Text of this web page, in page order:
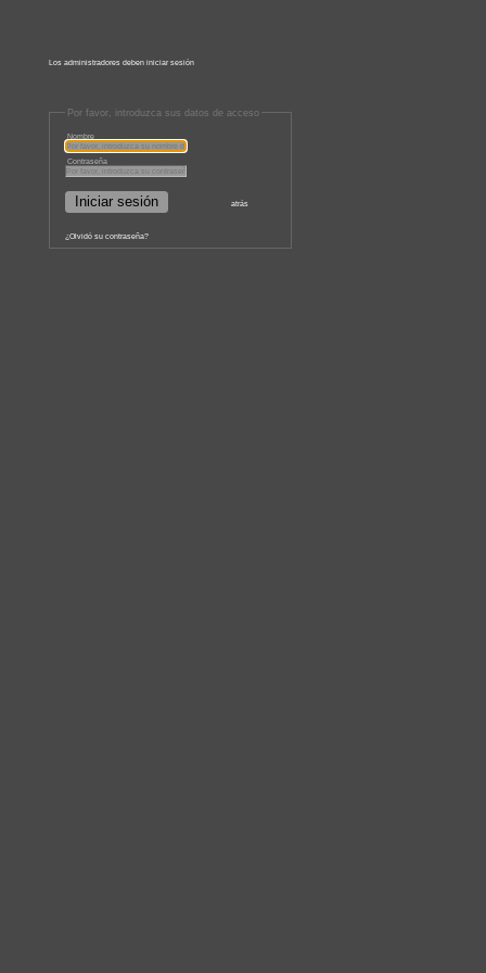
Los administradores deben iniciar sesión
Por favor, introduzca sus datos de acceso
Nombre
Contraseña
atrás
¿Olvidó su contraseña?